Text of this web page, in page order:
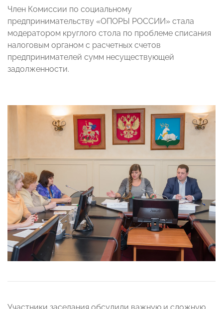
Член Комиссии по социальному
предпринимательству «ОПОРЫ РОССИИ» стала
модератором круглого стола по проблеме списания
налоговым органом с расчетных счетов
предпринимателей сумм несуществующей
задолженности.